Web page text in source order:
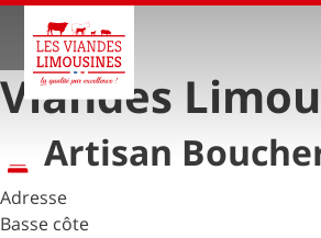
Viandes
Artisan
Adresse
Basse côte